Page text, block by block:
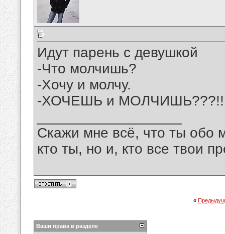
Идут парень с девушкой
-Что молчишь?
-Хочу и молчу.
-ХОЧЕШЬ и
Скажи мне всё, что ты обо
кто ты, но и, кто все твои
«
Ваши права в разделе